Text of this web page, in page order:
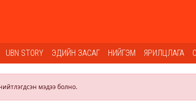
UBN STORY ЭДИЙН ЗАСАГ НИЙГЭМ ЯРИЛЦЛАГА
мэдээ болно.